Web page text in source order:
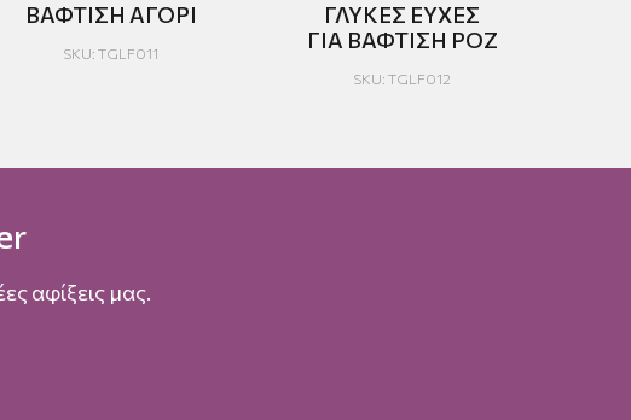
ΒΑΦΤΙΣΗ ΑΓΟΡΙ
SKU: TGLF011
ΓΛΥΚΕΣ ΕΥΧΕΣ
ΓΙΑ ΒΑΦΤΙΣΗ ΡΟΖ
SKU: TGLF012
αφίξεις μας.